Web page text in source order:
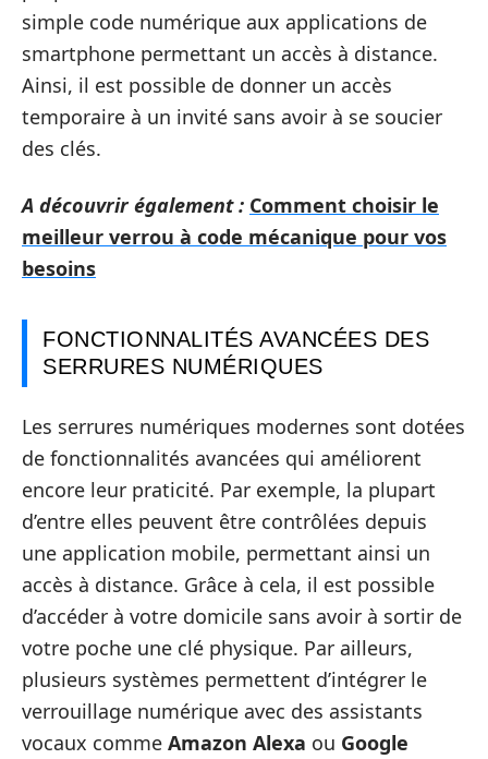
simple code numérique aux applications de
smartphone permettant un accès à distance.
Ainsi, il est possible de donner un accès
temporaire à un invité sans avoir à se soucier
des clés.
A découvrir également : Comment choisir le
meilleur verrou à code mécanique pour vos
besoins
FONCTIONNALITÉS AVANCÉES DES
SERRURES NUMÉRIQUES
Les serrures numériques modernes sont dotées
de fonctionnalités avancées qui améliorent
encore leur praticité. Par exemple, la plupart
d’entre elles peuvent être contrôlées depuis
une application mobile, permettant ainsi un
accès à distance. Grâce à cela, il est possible
d’accéder à votre domicile sans avoir à sortir de
votre poche une clé physique. Par ailleurs,
plusieurs systèmes permettent d’intégrer le
verrouillage numérique avec des assistants
vocaux comme Amazon Alexa ou Google